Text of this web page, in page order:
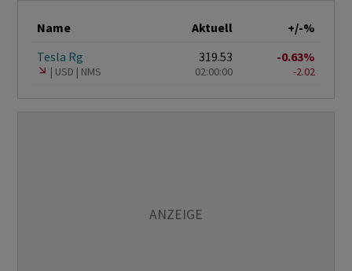
Name Aktuell
+/-%
Tesla Rg
USD NMS
319.53
02:00:00
-0.63%
-2.02